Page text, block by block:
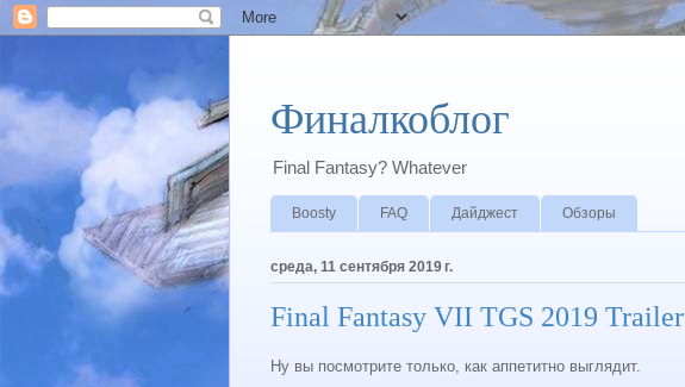
Финалкоблог
Final Fantasy? Whatever
Boosty FAQ Дайджест Обзоры
среда, 11 сентября 2019 г.
Final Fantasy VII TGS 2019 Trailer
Ну вы посмотрите только, как аппетитно выглядит.